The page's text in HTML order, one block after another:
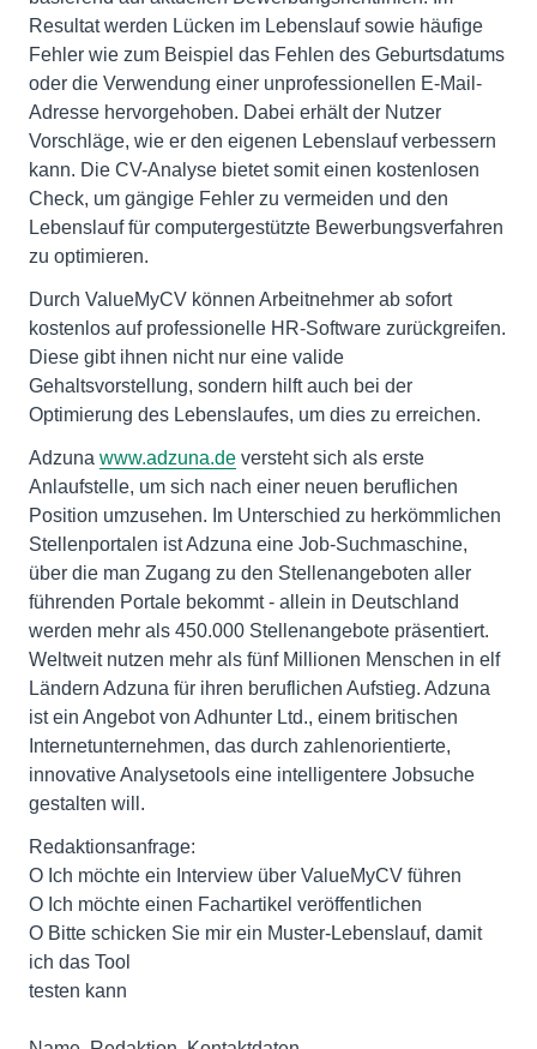
Resultat werden Lücken im Lebenslauf sowie häufige
Fehler wie zum Beispiel das Fehlen des Geburtsdatums
oder die Verwendung einer unprofessionellen E-Mail-
Adresse hervorgehoben. Dabei erhält der Nutzer
Vorschläge, wie er den eigenen Lebenslauf verbessern
kann. Die CV-Analyse bietet somit einen kostenlosen
Check, um gängige Fehler zu vermeiden und den
Lebenslauf für computergestützte Bewerbungsverfahren
zu optimieren.
Durch ValueMyCV können Arbeitnehmer ab sofort
kostenlos auf professionelle HR-Software zurückgreifen.
Diese gibt ihnen nicht nur eine valide
Gehaltsvorstellung, sondern hilft auch bei der
Optimierung des Lebenslaufes, um dies zu erreichen.
Adzuna www.adzuna.de versteht sich als erste
Anlaufstelle, um sich nach einer neuen beruflichen
Position umzusehen. Im Unterschied zu herkömmlichen
Stellenportalen ist Adzuna eine Job-Suchmaschine,
über die man Zugang zu den Stellenangeboten aller
führenden Portale bekommt - allein in Deutschland
werden mehr als 450.000 Stellenangebote präsentiert.
Weltweit nutzen mehr als fünf Millionen Menschen in elf
Ländern Adzuna für ihren beruflichen Aufstieg. Adzuna
ist ein Angebot von Adhunter Ltd., einem britischen
Internetunternehmen, das durch zahlenorientierte,
innovative Analysetools eine intelligentere Jobsuche
gestalten will.
Redaktionsanfrage:
O Ich möchte ein Interview über ValueMyCV führen
O Ich möchte einen Fachartikel veröffentlichen
O Bitte schicken Sie mir ein Muster-Lebenslauf, damit
ich das Tool
testen kann